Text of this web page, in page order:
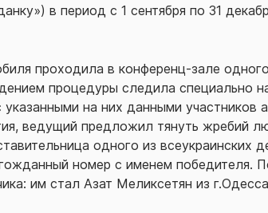
в период с 1 сентября по 31
проходила в конференц-зале
процедуры следила специально
указанными на них данными
ведущий предложил тянуть жребий
одного из всеукраинских
номер с именем
им стал Азат Меликсетян из